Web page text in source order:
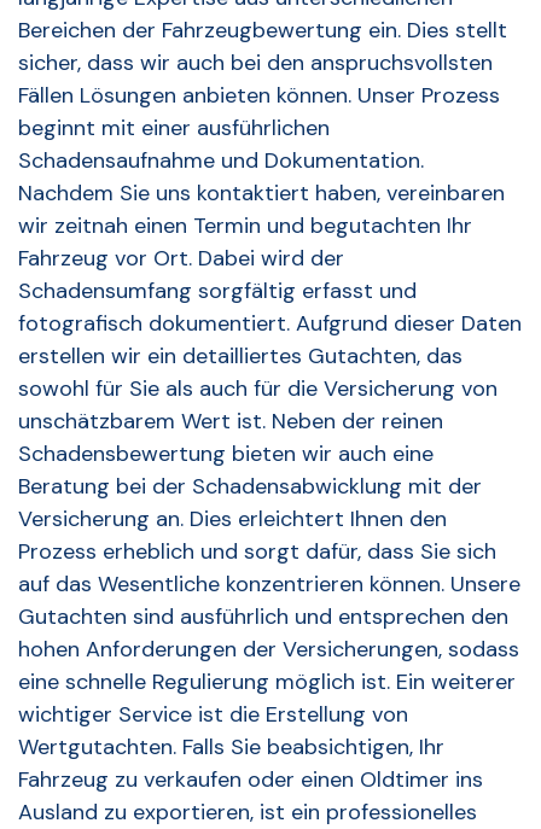
Bereichen der Fahrzeugbewertung ein. Dies stellt
sicher, dass wir auch bei den anspruchsvollsten
Fällen Lösungen anbieten können. Unser Prozess
beginnt mit einer ausführlichen
Schadensaufnahme und Dokumentation.
Nachdem Sie uns kontaktiert haben, vereinbaren
wir zeitnah einen Termin und begutachten Ihr
Fahrzeug vor Ort. Dabei wird der
Schadensumfang sorgfältig erfasst und
fotografisch dokumentiert. Aufgrund dieser Daten
erstellen wir ein detailliertes Gutachten, das
sowohl für Sie als auch für die Versicherung von
unschätzbarem Wert ist. Neben der reinen
Schadensbewertung bieten wir auch eine
Beratung bei der Schadensabwicklung mit der
Versicherung an. Dies erleichtert Ihnen den
Prozess erheblich und sorgt dafür, dass Sie sich
auf das Wesentliche konzentrieren können. Unsere
Gutachten sind ausführlich und entsprechen den
hohen Anforderungen der Versicherungen, sodass
eine schnelle Regulierung möglich ist. Ein weiterer
wichtiger Service ist die Erstellung von
Wertgutachten. Falls Sie beabsichtigen, Ihr
Fahrzeug zu verkaufen oder einen Oldtimer ins
Ausland zu exportieren, ist ein professionelles